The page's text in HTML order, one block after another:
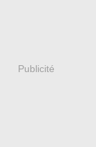
Publicité